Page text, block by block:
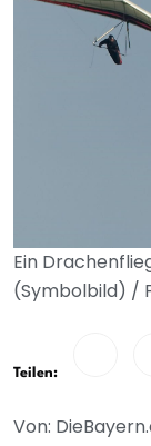
Ein
(Symbolbild) /
Teilen:
Von: